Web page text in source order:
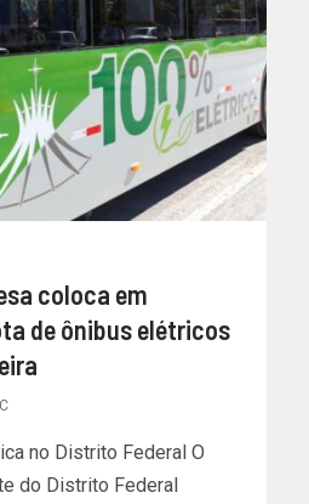
coloca em
de ônibus elétricos
no Distrito Federal O
do Distrito Federal